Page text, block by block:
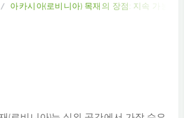
/ 아카시아(로비니아) 목재의 장점: 지속 가능하